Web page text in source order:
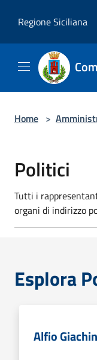
Regione Siciliana
Home >
Politici
Tutti i
organi di indirizzo
Esplora
Alfio